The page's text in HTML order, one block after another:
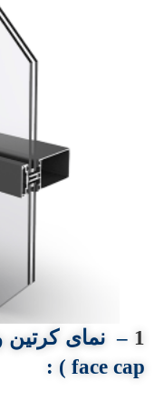
1
–نمای کرتین
face cap )
: